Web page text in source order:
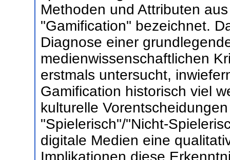
Methoden und Attributen
"Gamification" bezeichnet.
Diagnose einer
medienwissenschaftlichen
erstmals untersucht,
Gamification historisch viel
kulturelle
"Spielerisch"/"Nicht-
digitale Medien eine
Implikationen diese